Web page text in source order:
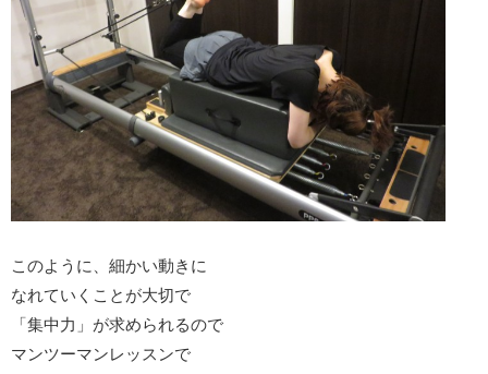
このように、細かい動きに
なれていくことが大切で
「集中力」が求められるので
マンツーマンレッスンで